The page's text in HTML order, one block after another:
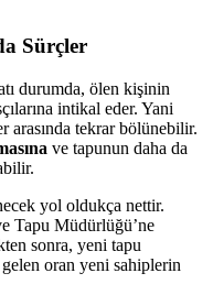
Sürçler
durumda, ölen kişinin
intikal eder. Yani
arasında tekrar bölünebilir.
ve tapunun daha da
yol oldukça nettir.
Tapu Müdürlüğü’ne
sonra, yeni tapu
oran yeni sahiplerin